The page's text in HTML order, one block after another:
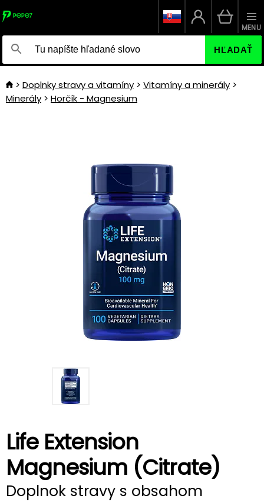
HĽADAŤ
MENU
Doplnky stravy a vitamíny
Vitamíny a minerály
Minerály
Horčík - Magnesium
Life Extension
Magnesium (Citrate)
Doplnok stravy s obsahom